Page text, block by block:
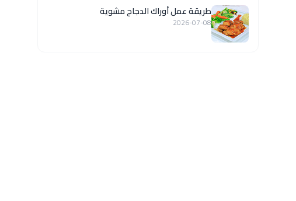
طريقة عمل أوراك الدجاج مشوية
2026-07-08